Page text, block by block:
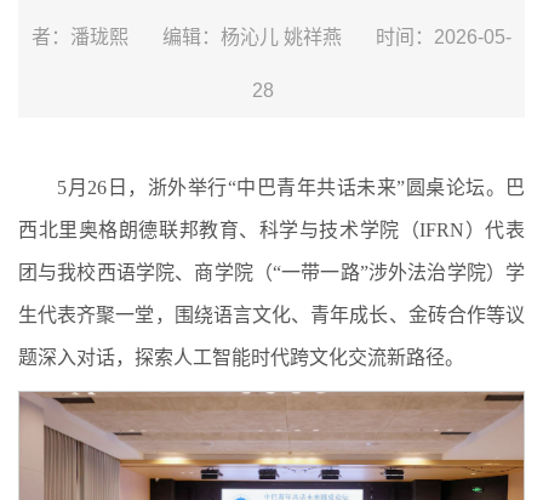
者：潘珑熙 编辑：杨沁儿 姚祥燕 时间：2026-05-
28
5月26日，浙外举行“中巴青年共话未来”圆桌论坛。巴
西北里奥格朗德联邦教育、科学与技术学院（IFRN）代表
团与我校西语学院、商学院（“一带一路”涉外法治学院）学
生代表齐聚一堂，围绕语言文化、青年成长、金砖合作等议
题深入对话，探索人工智能时代跨文化交流新路径。